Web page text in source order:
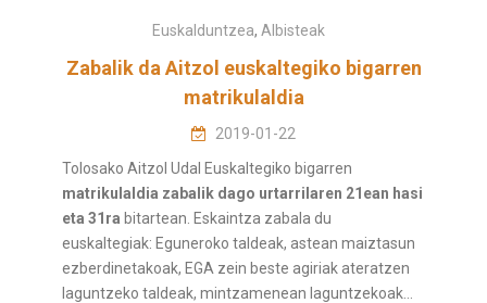
Euskalduntzea, Albisteak
Zabalik da Aitzol euskaltegiko bigarren
matrikulaldia
2019-01-22
Tolosako Aitzol Udal Euskaltegiko bigarren
matrikulaldia zabalik dago urtarrilaren 21ean hasi
eta 31ra bitartean. Eskaintza zabala du
euskaltegiak: Eguneroko taldeak, astean maiztasun
ezberdinetakoak, EGA zein beste agiriak ateratzen
laguntzeko taldeak, mintzamenean laguntzekoak…